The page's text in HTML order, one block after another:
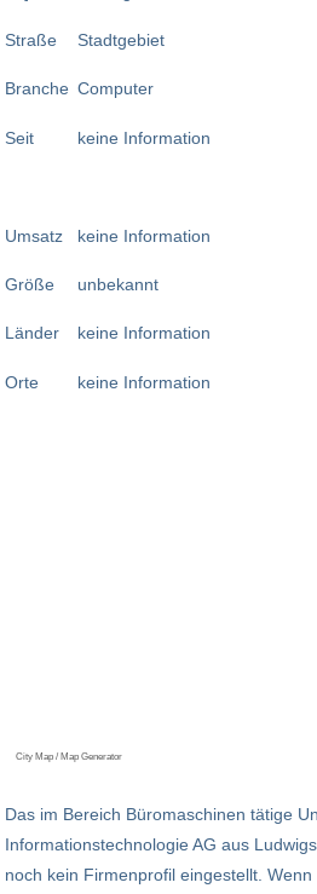
Straße
Branche
Seit
Umsatz
Größe
Länder
Orte
Stadtgebiet
Computer
keine Information
keine Information
unbekannt
keine Information
keine Information
City Map / Map Generator
Das im Bereich Büromaschinen tätige
Informationstechnologie AG aus
noch kein Firmenprofil eingestellt.